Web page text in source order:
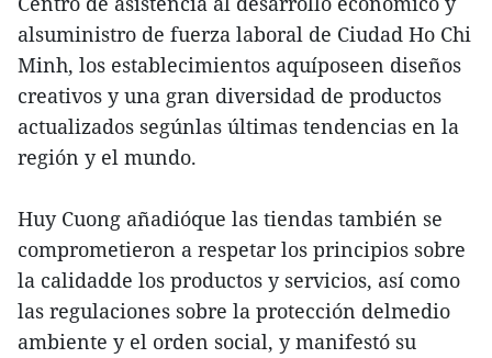
alsuministro de fuerza laboral de Ciudad Ho Chi
Minh, los establecimientos aquíposeen diseños
creativos y una gran diversidad de productos
actualizados segúnlas últimas tendencias en la
región y el mundo.
Huy Cuong añadióque las tiendas también se
comprometieron a respetar los principios sobre
la calidadde los productos y servicios, así como
las regulaciones sobre la protección delmedio
ambiente y el orden social, y manifestó su